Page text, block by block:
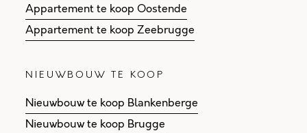
Appartement te koop Oostende
Appartement te koop Zeebrugge
NIEUWBOUW TE KOOP
Nieuwbouw te koop Blankenberge
Nieuwbouw te koop Brugge